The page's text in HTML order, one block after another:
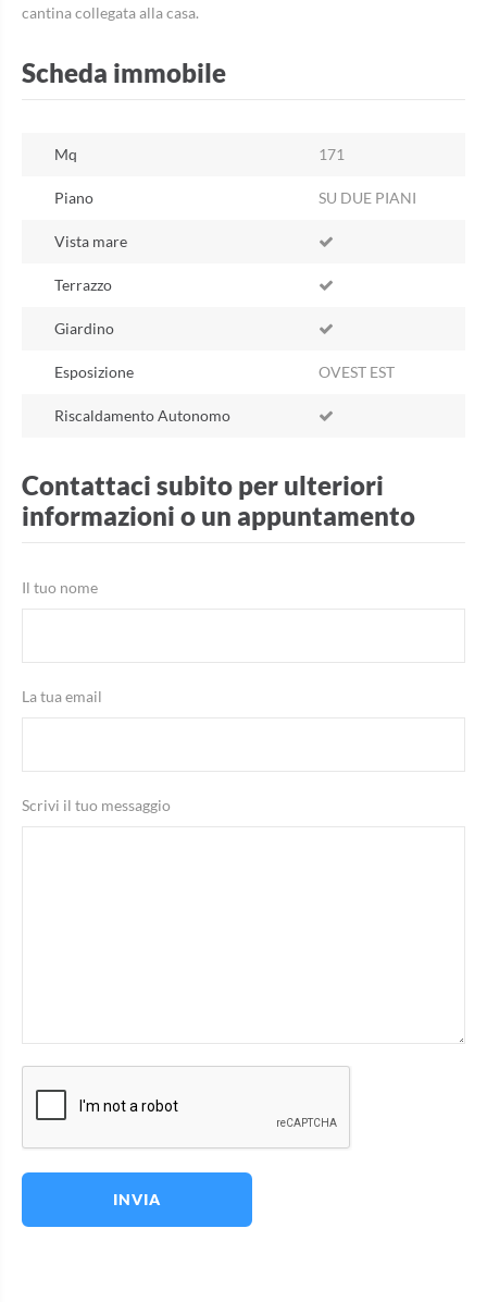
cantina collegata alla casa.
Scheda immobile
Mq 171
Piano SU DUE PIANI
Vista mare
Terrazzo
Giardino
Esposizione OVEST EST
Riscaldamento Autonomo
Contattaci subito per ulteriori
informazioni o un appuntamento
Il tuo nome
La tua email
Scrivi il tuo messaggio
INVIA